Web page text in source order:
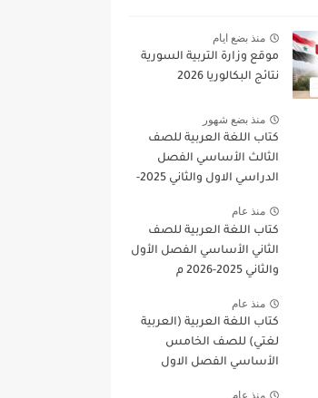
منذ بضع ايام
موقع وزارة التربية السورية
نتائج البكالوريا 2026
منذ بضع شهور
كتاب اللغة العربية للصف
الثالث الأساسي الفصل
الدراسي الاول والثاني 2025-
منذ عام
كتاب اللغة العربية للصف
الثاني الأساسي الفصل الأول
والثاني 2025-2026 م
منذ عام
كتاب اللغة العربية (العربية
لغتي) للصف الخامس
الأساسي الفصل الاول